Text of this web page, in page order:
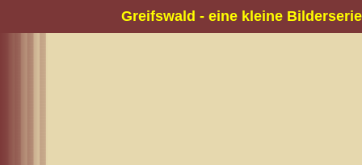
Greifswald - eine kleine Bilderserie